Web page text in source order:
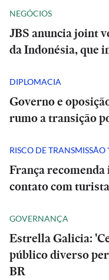
NEGÓCIOS
JBS anuncia joint
da Indonésia, que
DIPLOMACIA
Governo e
rumo a transição
RISCO DE
França
contato com
GOVERNANÇA
Estrella Galicia:
público diverso
BR